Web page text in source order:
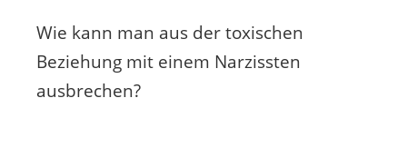
Wie kann man aus der toxischen
Beziehung mit einem Narzissten
ausbrechen?